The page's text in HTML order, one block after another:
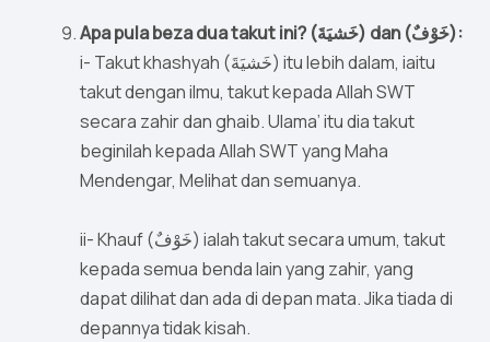
Apa pula beza dua takut ini? (خَشيَةَ) dan (خَوْفٌ):
i- Takut khashyah (خَشيَةَ) itu lebih dalam, iaitu
takut dengan ilmu, takut kepada Allah SWT
secara zahir dan ghaib. Ulama’ itu dia takut
beginilah kepada Allah SWT yang Maha
Mendengar, Melihat dan semuanya.
ii- Khauf (خَوْفٌ) ialah takut secara umum, takut
kepada semua benda lain yang zahir, yang
dapat dilihat dan ada di depan mata. Jika tiada di
depannya tidak kisah.